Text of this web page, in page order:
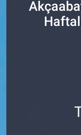
Perde Arkası
Son Dakika